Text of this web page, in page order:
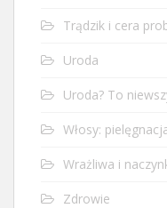
Trądzik i cera
Uroda
Uroda? To
Włosy:
Wrażliwa i
Zdrowie